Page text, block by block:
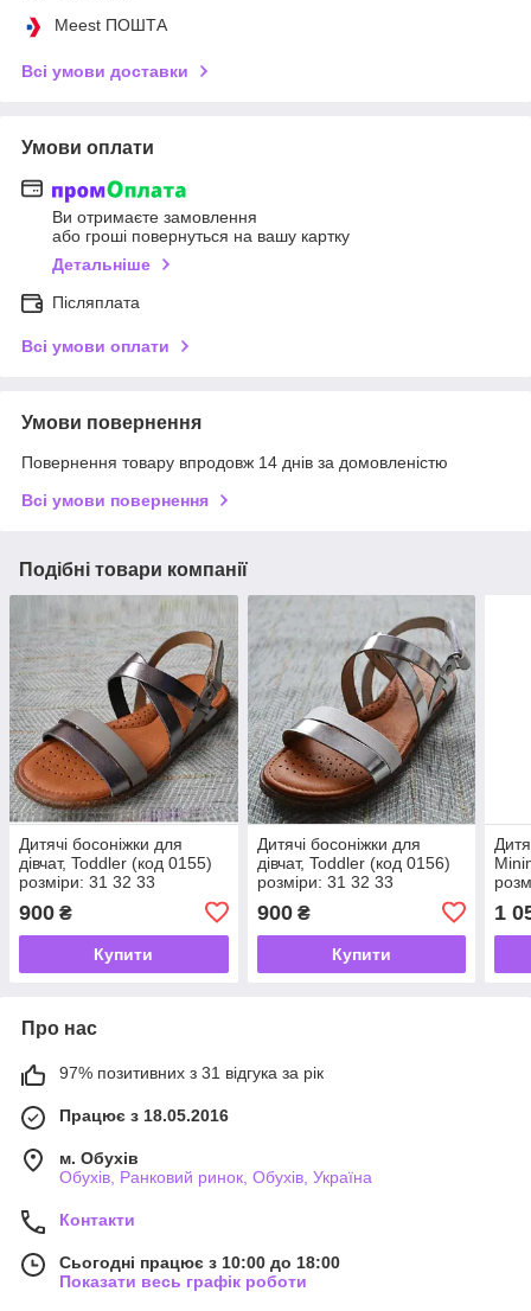
Meest ПОШТА
Всі умови доставки
Умови оплати
Ви отримаєте замовлення
або гроші повернуться на вашу картку
Детальніше
Післяплата
Всі умови оплати
Умови повернення
Повернення товару впродовж 14 днів за домовленістю
Всі умови повернення
Подібні товари компанії
Дитячі босоніжки для
дівчат, Toddler (код 0155)
розміри: 31 32 33
900 ₴
Купити
Дитячі босоніжки для
дівчат, Toddler (код 0156)
розміри: 31 32 33
900₴
Купити
1
Про нас
97% позитивних з 31 відгука за рік
Працює з 18.05.2016
м. Обухів
Обухів, Ранковий ринок, Обухів, Україна
Контакти
Сьогодні працює з 10:00 до 18:00
Показати весь графік роботи